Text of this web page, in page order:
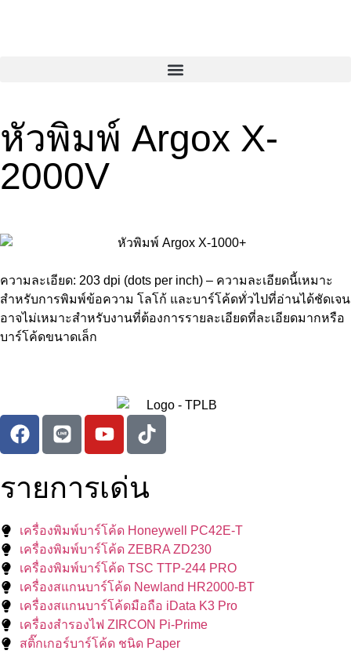
หัวพิมพ์ Argox X-
2000V
ความละเอียด: 203 dpi (dots per inch) – ความละเอียดนี้เหมาะ
สำหรับการพิมพ์ข้อความ โลโก้ และบาร์โค้ดทั่วไปที่อ่านได้ชัดเจน
อาจไม่เหมาะสำหรับงานที่ต้องการรายละเอียดที่ละเอียดมากหรือ
บาร์โค้ดขนาดเล็ก
รายการเด่น
เครื่องพิมพ์บาร์โค้ด Honeywell PC42E-T
เครื่องพิมพ์บาร์โค้ด ZEBRA ZD230
เครื่องพิมพ์บาร์โค้ด TSC TTP-244 PRO
เครื่องสแกนบาร์โค้ด Newland HR2000-BT
เครื่องสแกนบาร์โค้ดมือถือ iData K3 Pro
เครื่องสำรองไฟ ZIRCON Pi-Prime
สติ๊กเกอร์บาร์โค้ด ชนิด Paper